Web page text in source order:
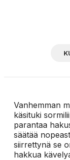
Vanhemman
käsituki
parantaa
säätää
siirrettynä se
hakkua